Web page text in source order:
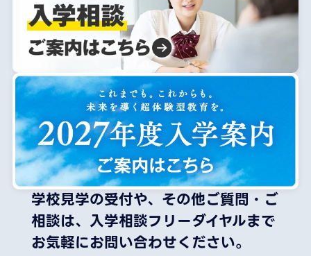
学校見学の受付や、その他ご質問・ご
相談は、 入学相談フリーダイヤルまで
お気軽にお問い合わせください。